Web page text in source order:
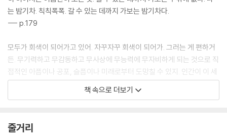
는 밤기차. 칙칙폭폭. 갈 수 있는 데까지 가보는 밤기차다.
--- p.179
모두가 회색이 되어가고 있어. 자꾸자꾸 회색이 되어가. 그러는 게 편하거
든. 무기력하고 무감동하고 무사상에 무능력에 무자비하게 되는 것으로 직
접적인 아픔이나 공포, 슬픔이나 미래로부터 도망칠 수 있지. 인간이 이 세
계에서 행복해지기 위해 남겨진 길이라고는 더 이상 고민할 것 없이 회색
이 되는 것뿐이야. 그저 멍해진 채 현실에서 도피하여 망상이나 허구 속에
책 속으로 더보기
줄거리